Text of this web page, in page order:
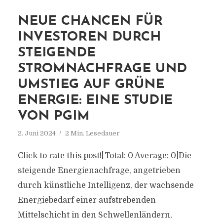
NEUE CHANCEN FÜR
INVESTOREN DURCH
STEIGENDE
STROMNACHFRAGE UND
UMSTIEG AUF GRÜNE
ENERGIE: EINE STUDIE
VON PGIM
2. Juni 2024 2 Min. Lesedauer
Click to rate this post![Total: 0 Average: 0]Die
steigende Energienachfrage, angetrieben
durch künstliche Intelligenz, der wachsende
Energiebedarf einer aufstrebenden
Mittelschicht in den Schwellenländern,